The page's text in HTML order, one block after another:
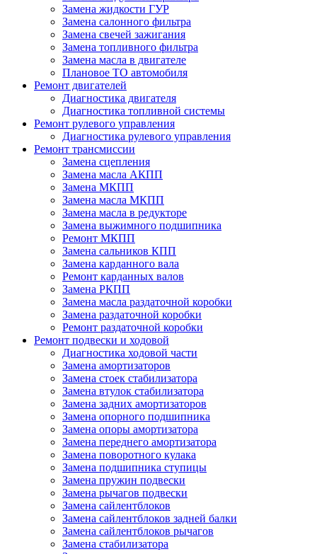
Замена жидкости ГУР
Замена салонного фильтра
Замена свечей зажигания
Замена топливного фильтра
Замена масла в двигателе
Плановое ТО автомобиля
Ремонт двигателей
Диагностика двигателя
Диагностика топливной системы
Ремонт рулевого управления
Диагностика рулевого управления
Ремонт трансмиссии
Замена сцепления
Замена масла АКПП
Замена МКПП
Замена масла МКПП
Замена масла в редукторе
Замена выжимного подшипника
Ремонт МКПП
Замена сальников КПП
Замена карданного вала
Ремонт карданных валов
Замена РКПП
Замена масла раздаточной коробки
Замена раздаточной коробки
Ремонт раздаточной коробки
Ремонт подвески и ходовой
Диагностика ходовой части
Замена амортизаторов
Замена стоек стабилизатора
Замена втулок стабилизатора
Замена задних амортизаторов
Замена опорного подшипника
Замена опоры амортизатора
Замена переднего амортизатора
Замена поворотного кулака
Замена подшипника ступицы
Замена пружин подвески
Замена рычагов подвески
Замена сайлентблоков
Замена сайлентблоков задней балки
Замена сайлентблоков рычагов
Замена стабилизатора